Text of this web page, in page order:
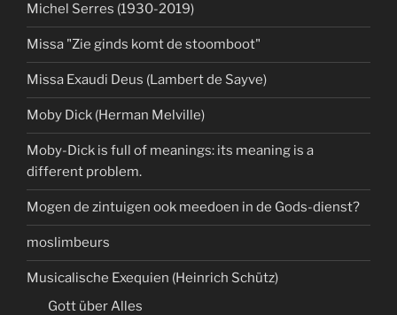
Michel Serres (1930-2019)
Missa "Zie ginds komt de stoomboot"
Missa Exaudi Deus (Lambert de Sayve)
Moby Dick (Herman Melville)
Moby-Dick is full of meanings: its meaning is a
different problem.
Mogen de zintuigen ook meedoen in de Gods-dienst?
moslimbeurs
Musicalische Exequien (Heinrich Schütz)
Gott über Alles